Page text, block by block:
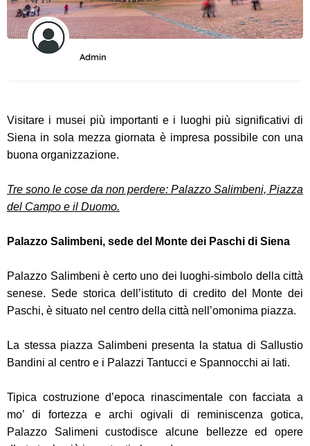
Admin
Visitare i musei più importanti e i luoghi più significativi di
Siena in sola mezza giornata è impresa possibile con una
buona organizzazione.
Tre sono le cose da non perdere: Palazzo Salimbeni, Piazza
del Campo e il Duomo.
Palazzo Salimbeni, sede del Monte dei Paschi di Siena
Palazzo Salimbeni è certo uno dei luoghi-simbolo della città
senese. Sede storica dell’istituto di credito del Monte dei
Paschi, è situato nel centro della città nell’omonima piazza.
La stessa piazza Salimbeni presenta la statua di Sallustio
Bandini al centro e i Palazzi Tantucci e Spannocchi ai lati.
Tipica costruzione d’epoca rinascimentale con facciata a
mo’ di fortezza e archi ogivali di reminiscenza gotica,
Palazzo Salimeni custodisce alcune bellezze ed opere